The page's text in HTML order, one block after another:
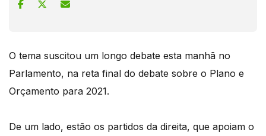
O tema suscitou um longo debate esta manhã no
Parlamento, na reta final do debate sobre o Plano e
Orçamento para 2021.
De um lado, estão os partidos da direita, que apoiam o